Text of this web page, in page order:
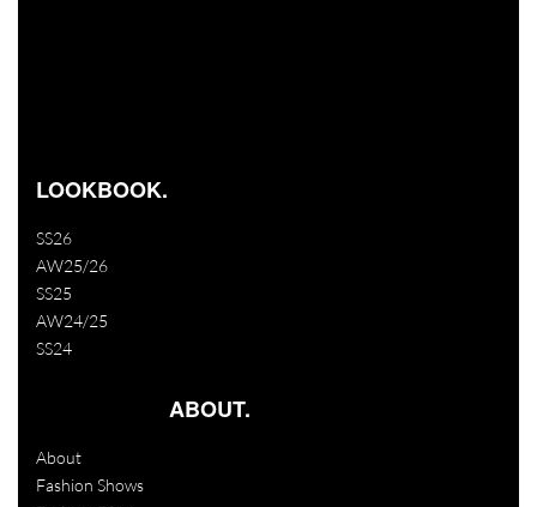
LOOKBOOK.
SS26
AW25/26
SS25
AW24/25
SS24
ABOUT.
About
Fashion Shows